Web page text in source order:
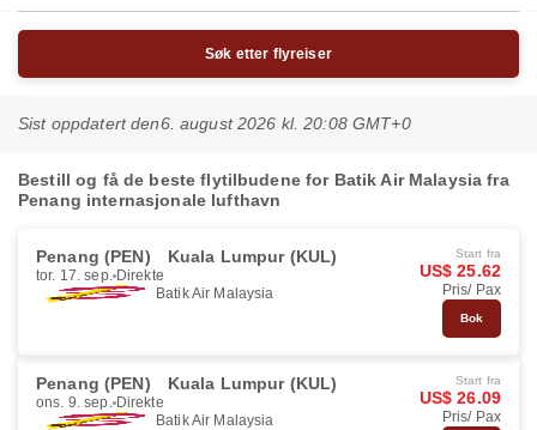
Søk etter flyreiser
Sist oppdatert den6. august 2026 kl. 20:08 GMT+0
Bestill og få de beste flytilbudene for Batik Air Malaysia fra
Penang internasjonale lufthavn
Penang (PEN) Kuala Lumpur (KUL)
tor. 17. sep. Direkte
Batik Air Malaysia
Start fra
US$ 25.62
Pris/ Pax
Bok
Penang (PEN) Kuala Lumpur (KUL)
ons. 9. sep. Direkte
Batik Air Malaysia
Start fra
US$ 26.09
Pris/ Pax